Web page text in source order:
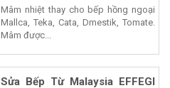
Mâm nhiệt thay cho bếp hồng ngoại
Mallca, Teka, Cata, Dmestik, Tomate.
Mâm được...
Sửa Bếp Từ Malaysia EFFEGI